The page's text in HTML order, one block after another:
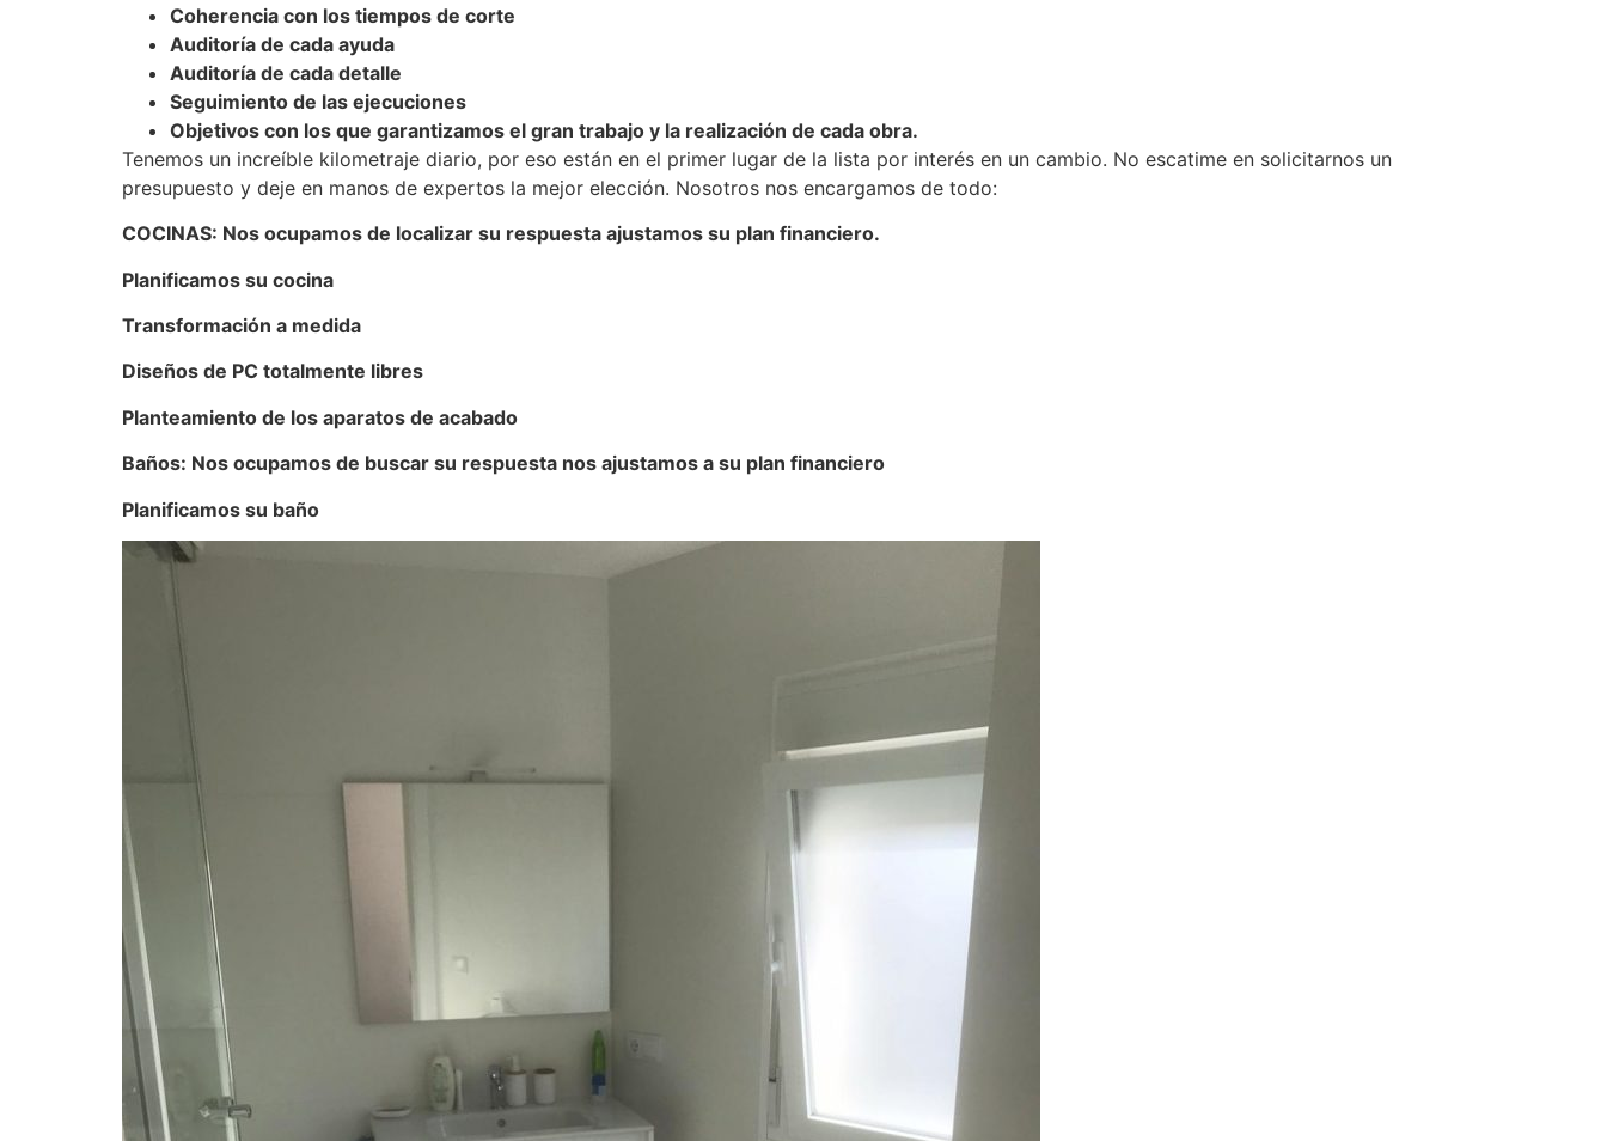
Coherencia con los tiempos de corte
Auditoría de cada ayuda
Auditoría de cada detalle
Seguimiento de las ejecuciones
Objetivos con los que garantizamos el gran trabajo y la realización de cada obra.
Tenemos un increíble kilometraje diario, por eso están en el primer lugar de la lista por interés en un cambio. No escatime en solicitarnos un
presupuesto y deje en manos de expertos la mejor elección. Nosotros nos encargamos de todo:
COCINAS: Nos ocupamos de localizar su respuesta ajustamos su plan financiero.
Planificamos su cocina
Transformación a medida
Diseños de PC totalmente libres
Planteamiento de los aparatos de acabado
Baños: Nos ocupamos de buscar su respuesta nos ajustamos a su plan financiero
Planificamos su baño